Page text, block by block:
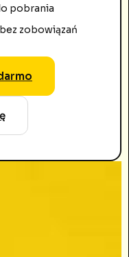
pobrania
zobowiązań